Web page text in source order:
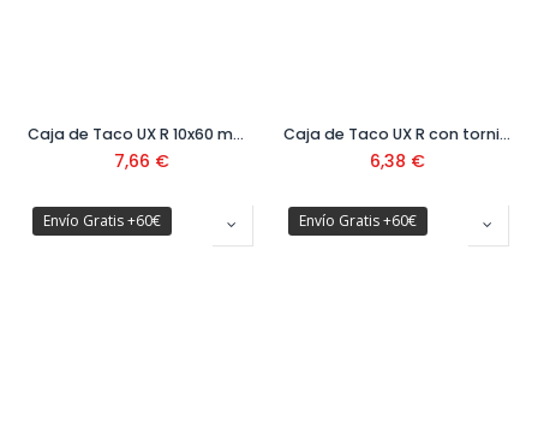
Caja de Taco UX R 10x60 mm (50 uds) Ref: 77872
7,66 €
Caja de Taco UX R con tornillo ( 25 uds)
6,38 €
Envío Gratis +60€ Envío Gratis +60€